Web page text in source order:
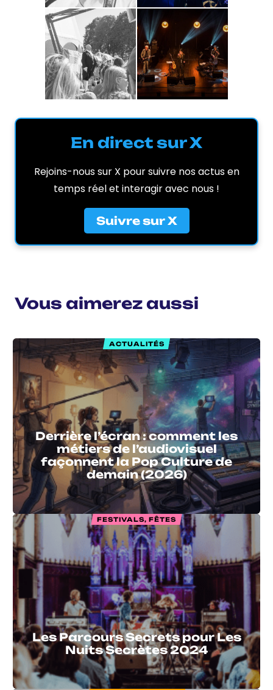
En direct sur X
Rejoins-nous sur X pour suivre nos actus en
temps réel et interagir avec nous !
Suivre sur X
Vous aimerez aussi
ACTUALITÉS
Derrière l’écran : comment les
métiers de l’audiovisuel
façonnent la Pop Culture de
demain (2026)
FESTIVALS, FÊTES
Les Parcours Secrets pour Les
Nuits Secrètes 2024